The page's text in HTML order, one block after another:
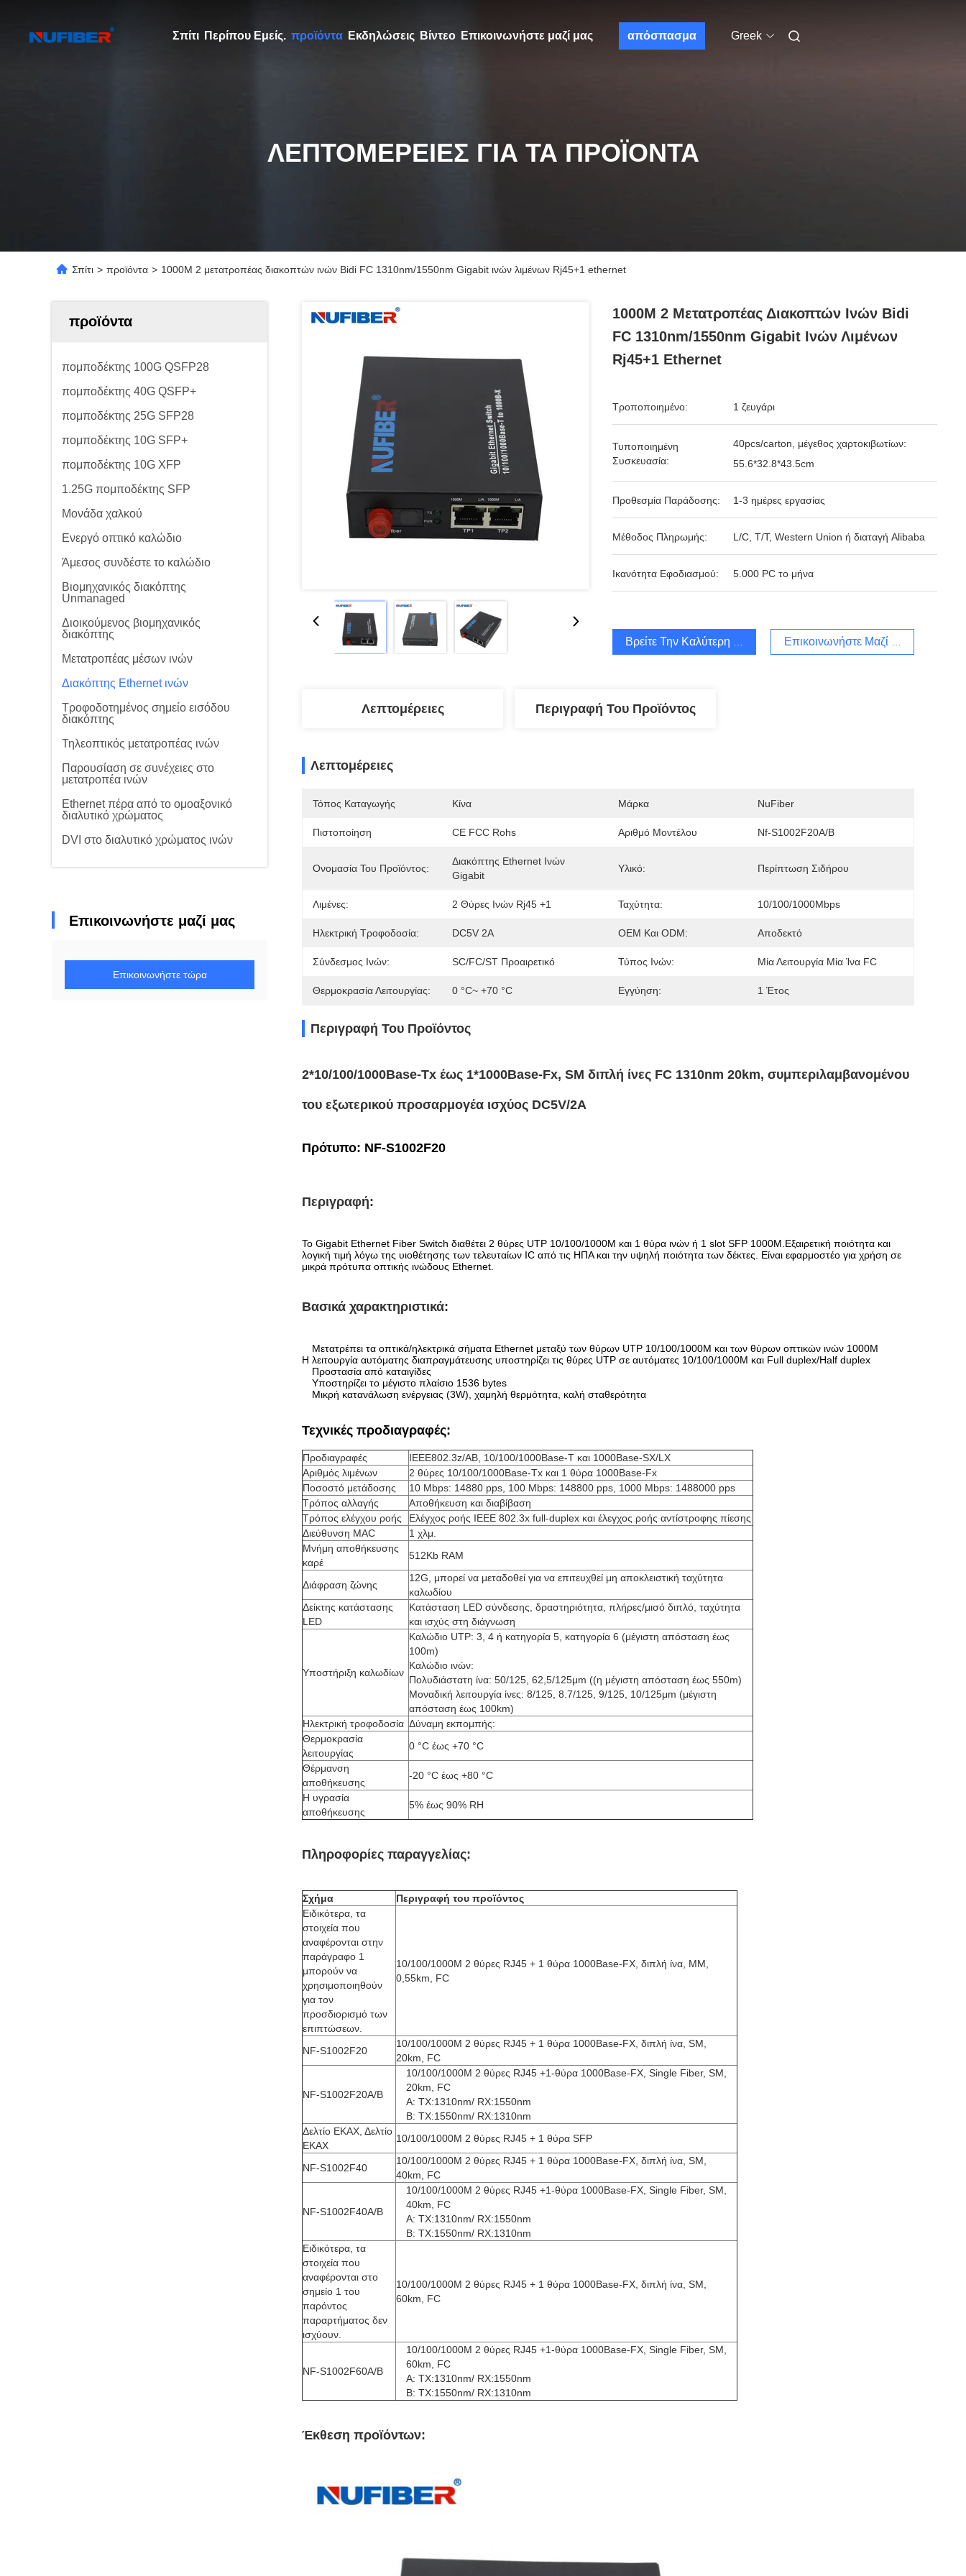
Σπίτι Περίπου Εμείς. προϊόντα Εκδηλώσεις Βίντεο Επικοινωνήστε μαζί μας απόσπασμα Greek
ΛΕΠΤΟΜΈΡΕΙΕΣ ΓΙΑ ΤΑ ΠΡΟΪΌΝΤΑ
Σπίτι > προϊόντα > 1000M 2 μετατροπέας διακοπτών ινών Bidi FC 1310nm/1550nm Gigabit ινών λιμένων Rj45+1 ethernet
προϊόντα
πομποδέκτης 100G QSFP28
πομποδέκτης 40G QSFP+
πομποδέκτης 25G SFP28
πομποδέκτης 10G SFP+
πομποδέκτης 10G XFP
1.25G πομποδέκτης SFP
Μονάδα χαλκού
Ενεργό οπτικό καλώδιο
Άμεσος συνδέστε το καλώδιο
Βιομηχανικός διακόπτης
Unmanaged
Διοικούμενος βιομηχανικός
διακόπτης
Μετατροπέας μέσων ινών
Διακόπτης Ethernet ινών
Τροφοδοτημένος σημείο εισόδου
διακόπτης
Τηλεοπτικός μετατροπέας ινών
Παρουσίαση σε συνέχειες στο
μετατροπέα ινών
Ethernet πέρα από το ομοαξονικό
διαλυτικό χρώματος
DVI στο διαλυτικό χρώματος ινών
Επικοινωνήστε μαζί μας
Επικοινωνήστε τώρα
1000M 2 Μετατροπέας Διακοπτών Ινών Bidi
FC 1310nm/1550nm Gigabit Ινών Λιμένων
Rj45+1 Ethernet
Τροποποιημένο: 1 ζευγάρι
Τυποποιημένη
Συσκευασία:
40pcs/carton, μέγεθος χαρτοκιβωτίων:
55.6*32.8*43.5cm
Προθεσμία Παράδοσης: 1-3 ημέρες εργασίας
Μέθοδος Πληρωμής: L/C, T/T, Western Union ή διαταγή Alibaba
Ικανότητα Εφοδιασμού: 5.000 PC το μήνα
Βρείτε Την Καλύτερη Τιμή Επικοινωνήστε Μαζί Μας
Λεπτομέρειες Περιγραφή Του Προϊόντος
Λεπτομέρειες
Τόπος Καταγωγής Κίνα Μάρκα NuFiber
Πιστοποίηση CE FCC Rohs Αριθμό Μοντέλου Nf-S1002F20A/B
Ονομασία Του Προϊόντος:
Διακόπτης Ethernet Ινών
Gigabit
Υλικό: Περίπτωση Σιδήρου
Λιμένες: 2 Θύρες Ινών Rj45 +1 Ταχύτητα: 10/100/1000Mbps
Ηλεκτρική Τροφοδοσία: DC5V 2A OEM Και ODM: Αποδεκτό
Σύνδεσμος Ινών: SC/FC/ST Προαιρετικό Τύπος Ινών: Μία Λειτουργία Μία Ίνα FC
Θερμοκρασία Λειτουργίας: 0 °C~ +70 °C Εγγύηση: 1 Έτος
Περιγραφή Του Προϊόντος
2*10/100/1000Base-Tx έως 1*1000Base-Fx, SM διπλή ίνες FC 1310nm 20km, συμπεριλαμβανομένου
του εξωτερικού προσαρμογέα ισχύος DC5V/2A
Πρότυπο: NF-S1002F20
Περιγραφή:
Το Gigabit Ethernet Fiber Switch διαθέτει 2 θύρες UTP 10/100/1000M και 1 θύρα ινών ή 1 slot SFP 1000M.Εξαιρετική ποιότητα και
λογική τιμή λόγω της υιοθέτησης των τελευταίων IC από τις ΗΠΑ και την υψηλή ποιότητα των δέκτες. Είναι εφαρμοστέο για χρήση σε
μικρά πρότυπα οπτικής ινώδους Ethernet.
Βασικά χαρακτηριστικά:
Μετατρέπει τα οπτικά/ηλεκτρικά σήματα Ethernet μεταξύ των θύρων UTP 10/100/1000M και των θύρων οπτικών ινών 1000M
Η λειτουργία αυτόματης διαπραγμάτευσης υποστηρίζει τις θύρες UTP σε αυτόματες 10/100/1000M και Full duplex/Half duplex
Προστασία από καταιγίδες
Υποστηρίζει το μέγιστο πλαίσιο 1536 bytes
Μικρή κατανάλωση ενέργειας (3W), χαμηλή θερμότητα, καλή σταθερότητα
Τεχνικές προδιαγραφές:
Προδιαγραφές
IEEE802.3z/AB, 10/100/1000Base-T και 1000Base-SX/LX
Αριθμός λιμένων
2 θύρες 10/100/1000Base-Tx και 1 θύρα 1000Base-Fx
Ποσοστό μετάδοσης
10 Mbps: 14880 pps, 100 Mbps: 148800 pps, 1000 Mbps: 1488000 pps
Τρόπος αλλαγής
Αποθήκευση και διαβίβαση
Τρόπος ελέγχου ροής
Ελέγχος ροής IEEE 802.3x full-duplex και έλεγχος ροής αντίστροφης πίεσης
Διεύθυνση MAC
1 χλμ.
Μνήμη αποθήκευσης
καρέ
512Kb RAM
Διάφραση ζώνης
12G, μπορεί να μεταδοθεί για να επιτευχθεί μη αποκλειστική ταχύτητα
καλωδίου
Δείκτης κατάστασης
LED
Κατάσταση LED σύνδεσης, δραστηριότητα, πλήρες/μισό διπλό, ταχύτητα
και ισχύς στη διάγνωση
Υποστήριξη καλωδίων
Καλώδιο UTP: 3, 4 ή κατηγορία 5, κατηγορία 6 (μέγιστη απόσταση έως
100m)
Καλώδιο ινών:
Πολυδιάστατη ίνα: 50/125, 62,5/125μm ((η μέγιστη απόσταση έως 550m)
Μοναδική λειτουργία ίνες: 8/125, 8.7/125, 9/125, 10/125μm (μέγιστη
απόσταση έως 100km)
Ηλεκτρική τροφοδοσία Δύναμη εκπομπής:
Θερμοκρασία
λειτουργίας
0 °C έως +70 °C
Θέρμανση
αποθήκευσης
-20 °C έως +80 °C
Η υγρασία
αποθήκευσης
5% έως 90% RH
Πληροφορίες παραγγελίας:
Σχήμα
Περιγραφή του προϊόντος
Ειδικότερα, τα
στοιχεία που
αναφέρονται στην
παράγραφο 1
μπορούν να
χρησιμοποιηθούν
για τον
προσδιορισμό των
επιπτώσεων.
10/100/1000M 2 θύρες RJ45 + 1 θύρα 1000Base-FX, διπλή ίνα, MM,
0,55km, FC
NF-S1002F20
10/100/1000M 2 θύρες RJ45 + 1 θύρα 1000Base-FX, διπλή ίνα, SM,
20km, FC
NF-S1002F20A/B
10/100/1000M 2 θύρες RJ45 +1-θύρα 1000Base-FX, Single Fiber, SM,
20km, FC
Α: TX:1310nm/ RX:1550nm
Β: TX:1550nm/ RX:1310nm
Δελτίο ΕΚΑΧ, Δελτίο
ΕΚΑΧ
10/100/1000M 2 θύρες RJ45 + 1 θύρα SFP
NF-S1002F40
10/100/1000M 2 θύρες RJ45 + 1 θύρα 1000Base-FX, διπλή ίνα, SM,
40km, FC
NF-S1002F40A/B
10/100/1000M 2 θύρες RJ45 +1-θύρα 1000Base-FX, Single Fiber, SM,
40km, FC
Α: TX:1310nm/ RX:1550nm
Β: TX:1550nm/ RX:1310nm
Ειδικότερα, τα
στοιχεία που
αναφέρονται στο
σημείο 1 του
παρόντος
παραρτήματος δεν
ισχύουν.
10/100/1000M 2 θύρες RJ45 + 1 θύρα 1000Base-FX, διπλή ίνα, SM,
60km, FC
NF-S1002F60A/B
10/100/1000M 2 θύρες RJ45 +1-θύρα 1000Base-FX, Single Fiber, SM,
60km, FC
Α: TX:1310nm/ RX:1550nm
Β: TX:1550nm/ RX:1310nm
Έκθεση προϊόντων: